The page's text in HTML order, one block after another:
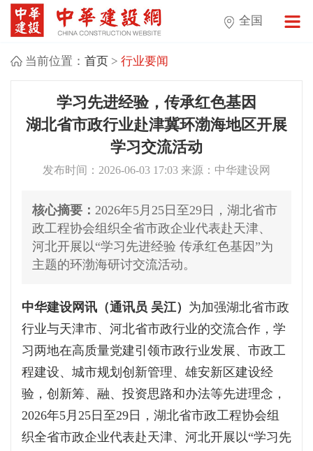
全国
当前位置： 首页> 行业要闻
学习先进经验，传承红色基因
湖北省市政行业赴津冀环渤海地区开展
学习交流活动
发布时间：2026-06-03 17:03 来源：中华建设网
核心摘要： 2026年5月25日至29日，湖北省市
政工程协会组织全省市政企业代表赴天津、
河北开展以“学习先进经验 传承红色基因”为
主题的环渤海研讨交流活动。
中华建设网讯（通讯员 吴江） 为加强湖北省市政
行业与天津市、河北省市政行业的交流合作，学
习两地在高质量党建引领市政行业发展、市政工
程建设、城市规划创新管理、雄安新区建设经
验，创新筹、融、投资思路和办法等先进理念，
2026年5月25日至29日，湖北省市政工程协会组
织全省市政企业代表赴天津、河北开展以“学习先